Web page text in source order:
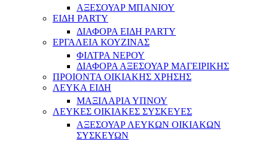
ΑΞΕΣΟΥΑΡ ΜΠΑΝΙΟΥ
ΕΙΔΗ PARTY
ΔΙΑΦΟΡΑ ΕΙΔΗ PARTY
ΕΡΓΑΛΕΙΑ ΚΟΥΖΙΝΑΣ
ΦΙΛΤΡΑ ΝΕΡΟΥ
ΔΙΑΦΟΡΑ ΑΞΕΣΟΥΑΡ ΜΑΓΕΙΡΙΚΗΣ
ΠΡΟΙΟΝΤΑ ΟΙΚΙΑΚΗΣ ΧΡΗΣΗΣ
ΛΕΥΚΑ ΕΙΔΗ
ΜΑΞΙΛΑΡΙΑ ΥΠΝΟΥ
ΛΕΥΚΕΣ ΟΙΚΙΑΚΕΣ ΣΥΣΚΕΥΕΣ
ΑΞΕΣΟΥΑΡ ΛΕΥΚΩΝ ΟΙΚΙΑΚΩΝ
ΣΥΣΚΕΥΩΝ